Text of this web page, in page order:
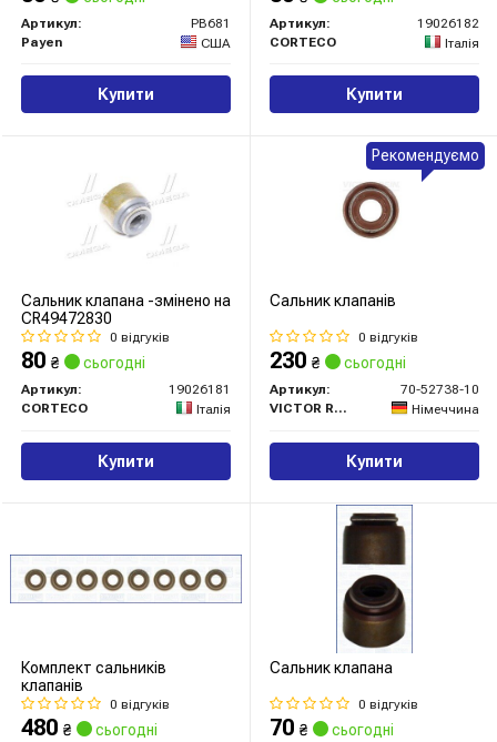
Артикул:
PB681
Payen
США
Купити
Артикул:
19026182
CORTECO
Італія
Купити
Сальник клапана -змінено на
CR49472830
0 відгуків
80 ₴ сьогодні
Артикул:
19026181
CORTECO
Італія
Купити
Сальник клапанів
0 відгуків
230 ₴ сьогодні
Артикул:
70-52738-10
VICTOR REINZ
Німеччина
Купити
Рекомендуємо
Комплект сальників
клапанів
0 відгуків
480 ₴ сьогодні
Сальник клапана
0 відгуків
70 ₴ сьогодні